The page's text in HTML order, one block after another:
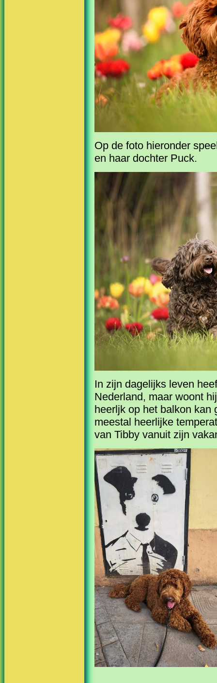
Op de foto hieronder
en haar dochter Puck.
In zijn dagelijks leven
Nederland, maar woont
heerljk op het balkon kan
meestal heerlijke
van Tibby vanuit zijn